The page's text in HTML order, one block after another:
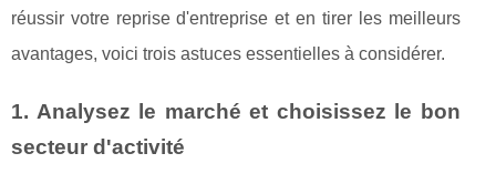
réussir votre reprise d'entreprise et en tirer les meilleurs
avantages, voici trois astuces essentielles à considérer.
1. Analysez le marché et choisissez le bon
secteur d'activité